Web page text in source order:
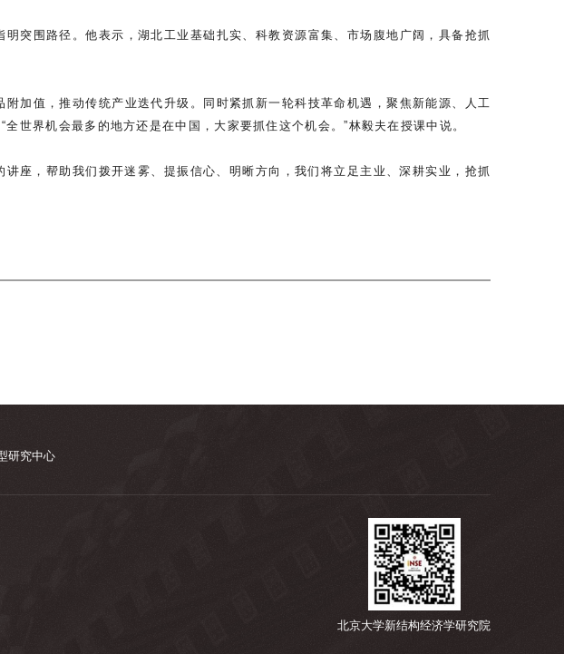
突围路径。他表示，湖北工业基础扎实、科教资源富集、市场腹地广阔，具备抢抓
加值，推动传统产业迭代升级。同时紧抓新一轮科技革命机遇，聚焦新能源、人工
世界机会最多的地方还是在中国，大家要抓住这个机会。”林毅夫在授课中说。
座，帮助我们拨开迷雾、提振信心、明晰方向，我们将立足主业、深耕实业，抢抓
研究中心
北京大学新结构经济学研究院